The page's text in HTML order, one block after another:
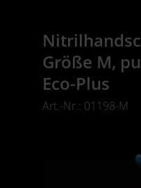
Größe M,
Eco-Plus
Art.-Nr.: 01198-M